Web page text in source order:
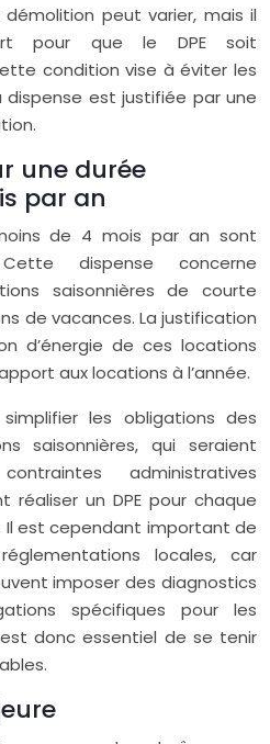
peut varier, mais il
pour que le DPE soit
condition vise à éviter les
est justifiée par une
une durée
par an
de 4 mois par an sont
dispense concerne
saisonnières de courte
de vacances. La justification
d’énergie de ces locations
aux locations à l’année.
les obligations des
saisonnières, qui seraient
administratives
réaliser un DPE pour chaque
est cependant important de
locales, car
imposer des diagnostics
spécifiques pour les
donc essentiel de se tenir